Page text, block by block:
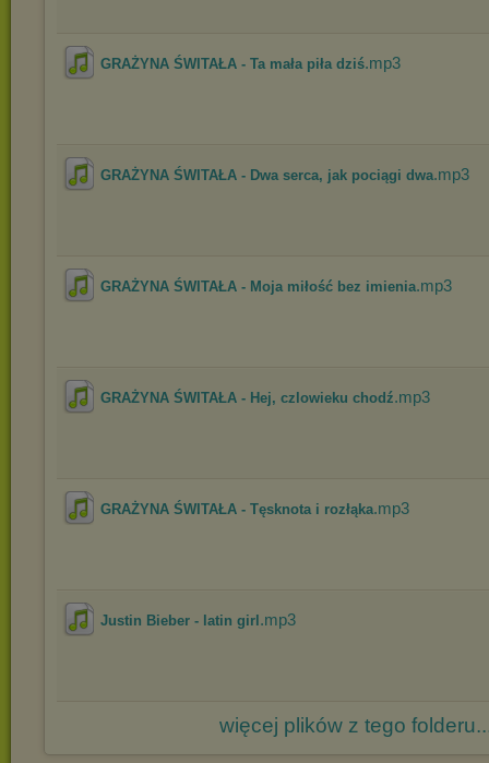
GRAŻYNA ŚWITAŁA - Ta mała piła dziś.mp3
GRAŻYNA ŚWITAŁA - Dwa serca, jak pociągi dwa.mp3
GRAŻYNA ŚWITAŁA - Moja miłość bez imienia.mp3
GRAŻYNA ŚWITAŁA - Hej, czlowieku chodź.mp3
GRAŻYNA ŚWITAŁA - Tęsknota i rozłąka.mp3
Justin Bieber - latin girl .mp3
więcej plików z tego